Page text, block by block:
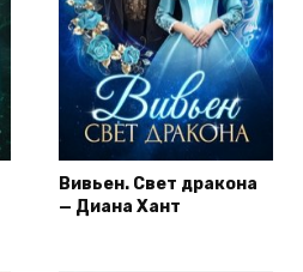
Вивьен. Свет дракона
— Диана Хант